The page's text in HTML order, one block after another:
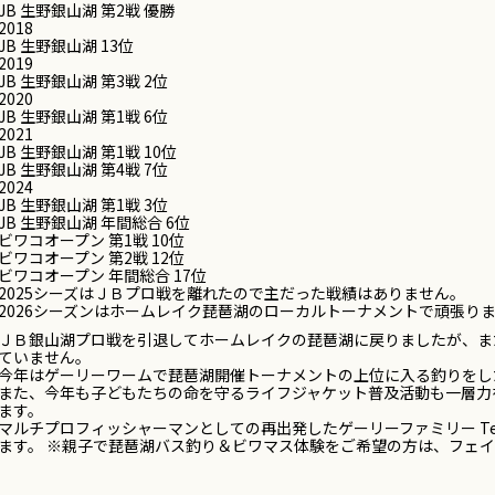
生野銀山湖 第2戦 優勝
2018
生野銀山湖 13位
2019
生野銀山湖 第3戦 2位
2020
生野銀山湖 第1戦 6位
2021
生野銀山湖 第1戦 10位
生野銀山湖 第4戦 7位
2024
生野銀山湖 第1戦 3位
生野銀山湖 年間総合 6位
ビワコオープン 第1戦 10位
ビワコオープン 第2戦 12位
ビワコオープン 年間総合 17位
2025シーズはＪＢプロ戦を離れたので主だった戦績はありません。
2026シーズンはホームレイク琵琶湖のローカルトーナメントで頑張り
ＪＢ銀山湖プロ戦を引退してホームレイクの琵琶湖に戻りましたが、
ていません。
年はゲーリーワームで琵琶湖開催トーナメントの上位に入る釣りを
また、今年も子どもたちの命を守るライフジャケット普及活動も一層
ます。
マルチプロフィッシャーマンとしての再出発したゲーリーファミリー
ます。
※親子で琵琶湖バス釣り＆ビワマス体験をご希望の方は、フェ